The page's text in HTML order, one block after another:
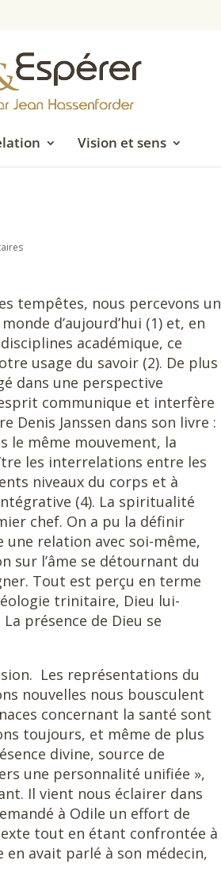
Vision et sens
tempêtes, nous percevons un
d’aujourd’hui (1) et, en
académique, ce
usage du savoir (2). De plus
dans une perspective
communique et interfère
Denis Janssen dans son livre :
le même mouvement, la
les interrelations entre les
niveaux du corps et à
(4). La spiritualité
chef. On a pu la définir
une relation avec soi-même,
sur l’âme se détournant du
Tout est perçu en terme
trinitaire, Dieu lui-
présence de Dieu se
Les représentations du
nouvelles nous bousculent
concernant la santé sont
toujours, et même de plus
divine, source de
une personnalité unifiée »,
Il vient nous éclairer dans
à Odile un effort de
tout en étant confrontée à
en avait parlé à son médecin,